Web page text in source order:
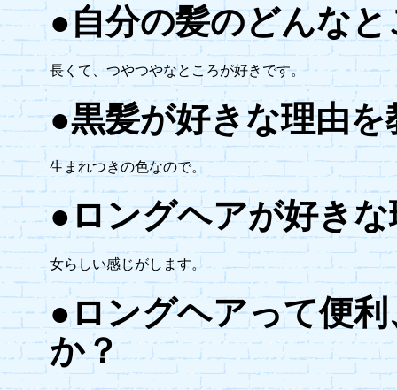
●自分の髪のどんな
長くて、つやつやなところが好きです。
●黒髪が好きな理由
生まれつきの色なので。
●ロングヘアが好き
女らしい感じがします。
●ロングヘアって便
か？